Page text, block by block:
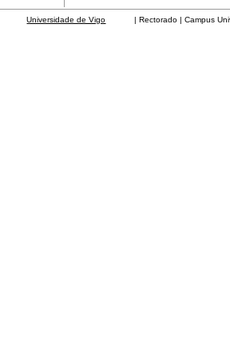
Universidade de Vigo | Rectorado | Campus